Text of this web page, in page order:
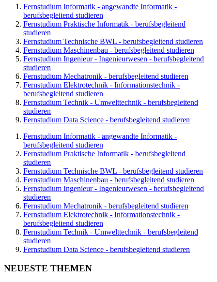
Fernstudium Informatik - angewandte Informatik -
berufsbegleitend studieren
Fernstudium Praktische Informatik - berufsbegleitend
studieren
Fernstudium Technische BWL - berufsbegleitend studieren
Fernstudium Maschinenbau - berufsbegleitend studieren
Fernstudium Ingenieur - Ingenieurwesen - berufsbegleitend
studieren
Fernstudium Mechatronik - berufsbegleitend studieren
Fernstudium Elektrotechnik - Informationstechnik -
berufsbegleitend studieren
Fernstudium Technik - Umwelttechnik - berufsbegleitend
studieren
Fernstudium Data Science - berufsbegleitend studieren
Fernstudium Informatik - angewandte Informatik -
berufsbegleitend studieren
Fernstudium Praktische Informatik - berufsbegleitend
studieren
Fernstudium Technische BWL - berufsbegleitend studieren
Fernstudium Maschinenbau - berufsbegleitend studieren
Fernstudium Ingenieur - Ingenieurwesen - berufsbegleitend
studieren
Fernstudium Mechatronik - berufsbegleitend studieren
Fernstudium Elektrotechnik - Informationstechnik -
berufsbegleitend studieren
Fernstudium Technik - Umwelttechnik - berufsbegleitend
studieren
Fernstudium Data Science - berufsbegleitend studieren
NEUESTE THEMEN